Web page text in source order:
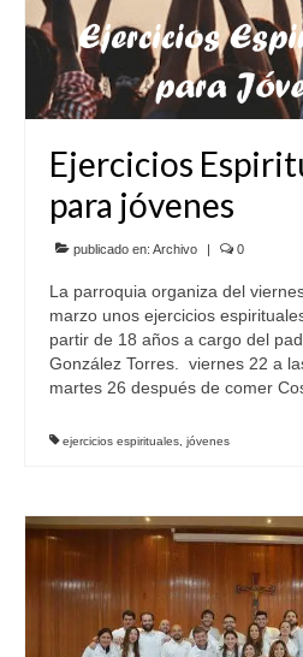
Ejercicios
para jóvenes
publicado en: Archivo | 0
La parroquia organiza del
marzo unos ejercicios
partir de 18 años a cargo del
González Torres. viernes 22 a
martes 26 después de comer
ejercicios espirituales jóvenes